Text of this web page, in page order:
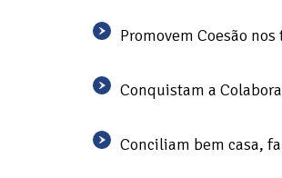
Promovem Coesão
Conquistam a
Conciliam bem casa,